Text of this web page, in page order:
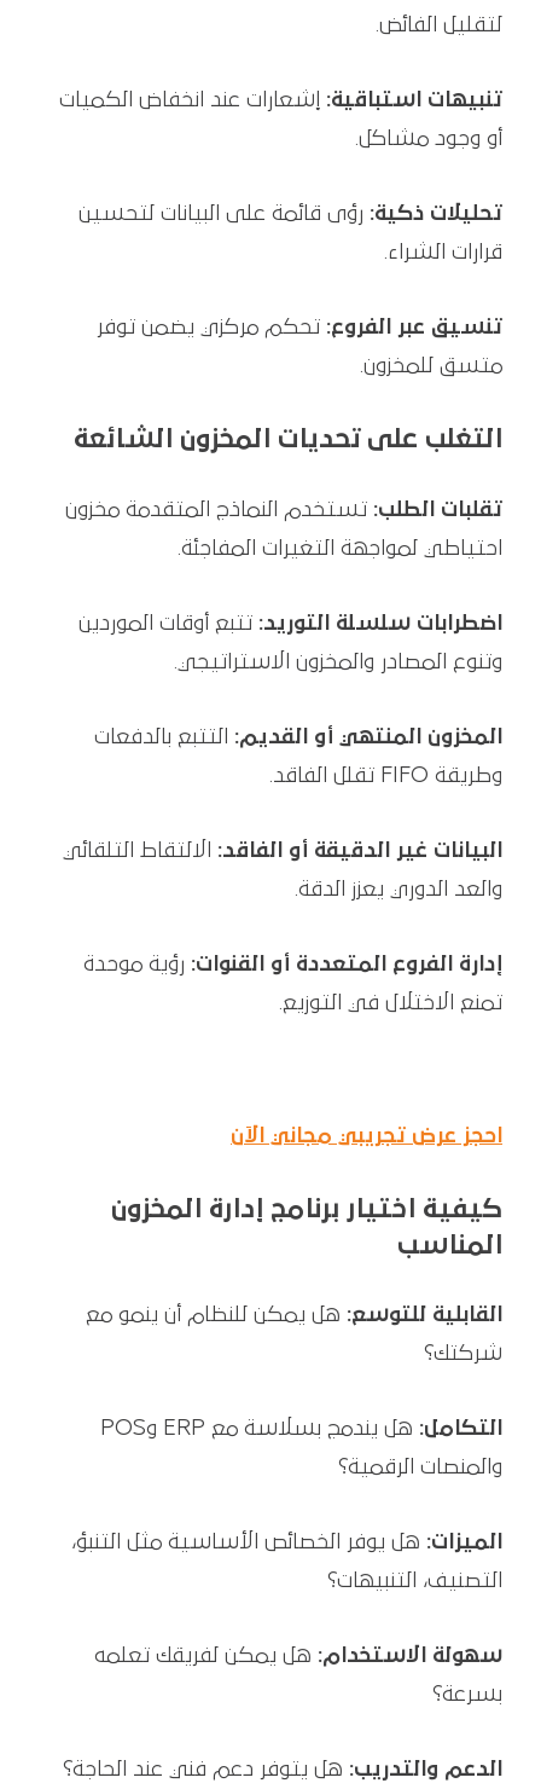
لتقليل الفائض.
تنبيهات استباقية: إشعارات عند انخفاض الكميات
أو وجود مشاكل.
تحليلات ذكية: رؤى قائمة على البيانات لتحسين
قرارات الشراء.
تنسيق عبر الفروع: تحكم مركزي يضمن توفر
متسق للمخزون.
التغلب على تحديات المخزون الشائعة
تقلبات الطلب: تستخدم النماذج المتقدمة مخزون
احتياطي لمواجهة التغيرات المفاجئة.
اضطرابات سلسلة التوريد: تتبع أوقات الموردين
وتنوع المصادر والمخزون الاستراتيجي.
المخزون المنتهي أو القديم: التتبع بالدفعات
وطريقة FIFO تقلل الفاقد.
البيانات غير الدقيقة أو الفاقد: الالتقاط التلقائي
والعد الدوري يعزز الدقة.
إدارة الفروع المتعددة أو القنوات: رؤية موحدة
تمنع الاختلال في التوزيع.
احجز عرض تجريبي مجاني الآن
كيفية اختيار برنامج إدارة المخزون
المناسب
القابلية للتوسع: هل يمكن للنظام أن ينمو مع
شركتك؟
التكامل:
هل يندمج بسلاسة مع ERP وPOS
والمنصات الرقمية؟
الميزات: هل يوفر الخصائص الأساسية مثل التنبؤ،
التصنيف، التنبيهات؟
سهولة الاستخدام: هل يمكن لفريقك تعلمه
بسرعة؟
الدعم والتدريب: هل يتوفر دعم فني عند الحاجة؟